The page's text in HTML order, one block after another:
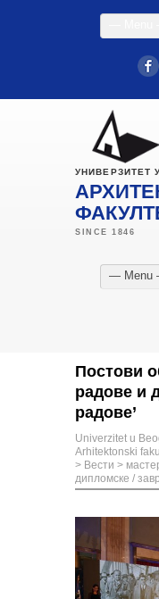
УНИВЕРЗИТЕТ
— Menu
Постови
радове и
радове’
Univerzitet u
Arhitektonski
> Вести >
дипломске /